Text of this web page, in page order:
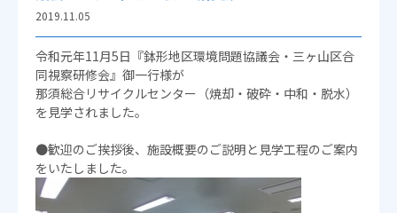
2019.11.05
令和元年11月5日『鉢形地区環境問題協議会・三ヶ山区合
同視察研修会』御一行様が
那須総合リサイクルセンター（焼却・破砕・中和・脱水）
を見学されました。
●歓迎のご挨拶後、施設概要のご説明と見学工程のご案内
をいたしました。